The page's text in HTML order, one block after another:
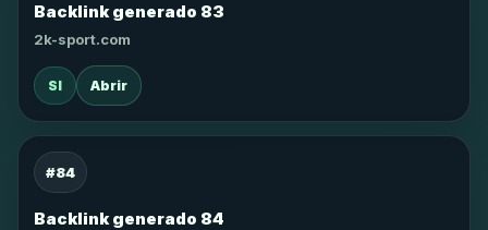
Backlink generado 83
2k-sport.com
SI Abrir
#84
Backlink generado 84